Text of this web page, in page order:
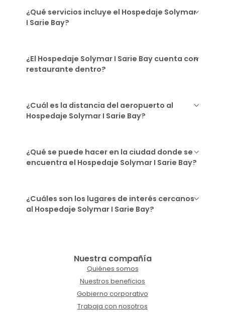
¿Qué servicios incluye el Hospedaje Solymar
I Sarie Bay?
¿El Hospedaje Solymar I Sarie Bay cuenta con
restaurante dentro?
¿Cuál es la distancia del aeropuerto al
Hospedaje Solymar I Sarie Bay?
¿Qué se puede hacer en la ciudad donde se
encuentra el Hospedaje Solymar I Sarie Bay?
¿Cuáles son los lugares de interés cercanos
al Hospedaje Solymar I Sarie Bay?
Nuestra compañía
Quiénes somos
Nuestros beneficios
Gobierno corporativo
Trabaja con nosotros